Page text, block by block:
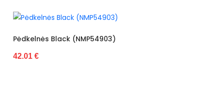
Black (NMP54903)